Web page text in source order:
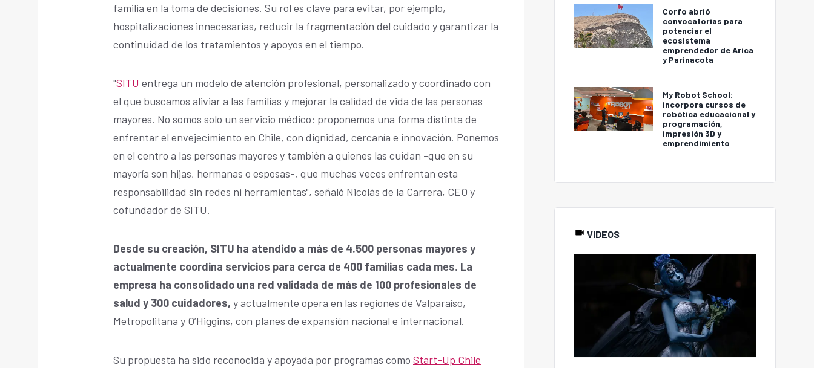
familia en la toma de decisiones. Su rol es clave para evitar, por ejemplo,
hospitalizaciones innecesarias, reducir la fragmentación del cuidado y garantizar la
continuidad de los tratamientos y apoyos en el tiempo.
"SITU entrega un modelo de atención profesional, personalizado y coordinado con
el que buscamos aliviar a las familias y mejorar la calidad de vida de las personas
mayores. No somos solo un servicio médico: proponemos una forma distinta de
enfrentar el envejecimiento en Chile, con dignidad, cercanía e innovación. Ponemos
en el centro a las personas mayores y también a quienes las cuidan -que en su
mayoría son hijas, hermanas o esposas-, que muchas veces enfrentan esta
responsabilidad sin redes ni herramientas", señaló Nicolás de la Carrera, CEO y
cofundador de SITU.
Desde su creación, SITU ha atendido a más de 4.500 personas mayores y
actualmente coordina servicios para cerca de 400 familias cada mes. La
empresa ha consolidado una red validada de más de 100 profesionales de
salud y 300 cuidadores, y actualmente opera en las regiones de Valparaíso,
Metropolitana y O’Higgins, con planes de expansión nacional e internacional.
Su propuesta ha sido reconocida y apoyada por programas como Start-Up Chile
Corfo abrió
convocatorias para
potenciar el
ecosistema
emprendedor de Arica
y Parinacota
My Robot School:
incorpora cursos de
robótica educacional y
programación,
impresión 3D y
emprendimiento
VIDEOS